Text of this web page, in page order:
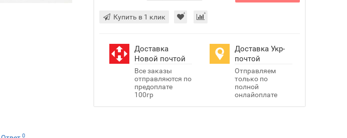
Купить в 1 клик
Доставка
Новой почтой
Все заказы
отправляются по
предоплате
100гр
Доставка Укр-
почтой
Отправляем
только по
полной
онлайоплате
0